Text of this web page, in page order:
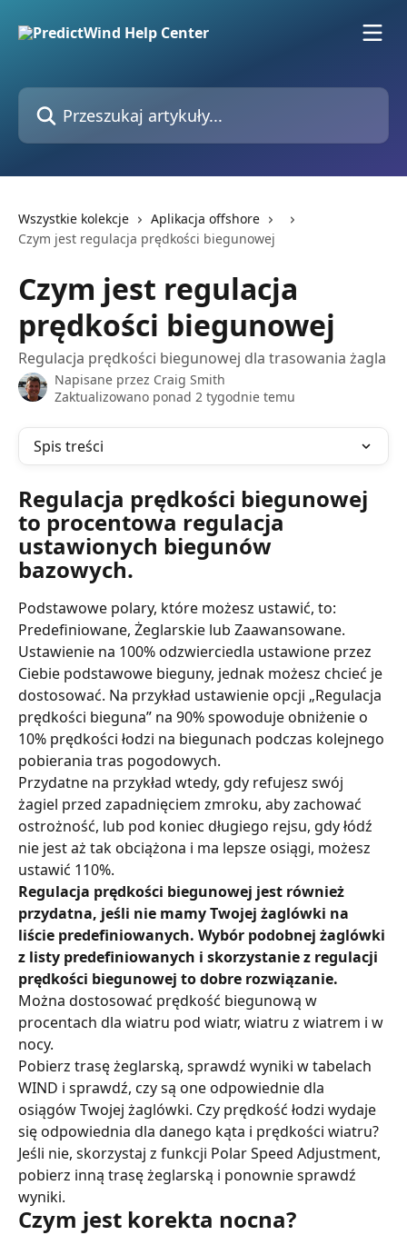
Przeszukaj artykuły...
Wszystkie kolekcje
Aplikacja offshore
Czym jest regulacja prędkości biegunowej
Czym jest regulacja
prędkości biegunowej
Regulacja prędkości biegunowej dla trasowania żagla
Napisane przez Craig Smith
Zaktualizowano ponad 2 tygodnie temu
Spis treści
Regulacja prędkości biegunowej
to procentowa regulacja
ustawionych biegunów
bazowych.
Podstawowe polary, które możesz ustawić, to:
Predefiniowane, Żeglarskie lub Zaawansowane.
Ustawienie na 100% odzwierciedla ustawione przez
Ciebie podstawowe bieguny, jednak możesz chcieć je
dostosować. Na przykład ustawienie opcji „Regulacja
prędkości bieguna” na 90% spowoduje obniżenie o
10% prędkości łodzi na biegunach podczas kolejnego
pobierania tras pogodowych.
Przydatne na przykład wtedy, gdy refujesz swój
żagiel przed zapadnięciem zmroku, aby zachować
ostrożność, lub pod koniec długiego rejsu, gdy łódź
nie jest aż tak obciążona i ma lepsze osiągi, możesz
ustawić 110%.
Regulacja prędkości biegunowej jest również
przydatna, jeśli nie mamy Twojej żaglówki na
liście predefiniowanych. Wybór podobnej żaglówki
z listy predefiniowanych i skorzystanie z regulacji
prędkości biegunowej to dobre rozwiązanie.
Można dostosować prędkość biegunową w
procentach dla wiatru pod wiatr, wiatru z wiatrem i w
nocy.
Pobierz trasę żeglarską, sprawdź wyniki w tabelach
WIND i sprawdź, czy są one odpowiednie dla
osiągów Twojej żaglówki. Czy prędkość łodzi wydaje
się odpowiednia dla danego kąta i prędkości wiatru?
Jeśli nie, skorzystaj z funkcji Polar Speed ​​Adjustment,
pobierz inną trasę żeglarską i ponownie sprawdź
wyniki.
Czym jest korekta nocna?